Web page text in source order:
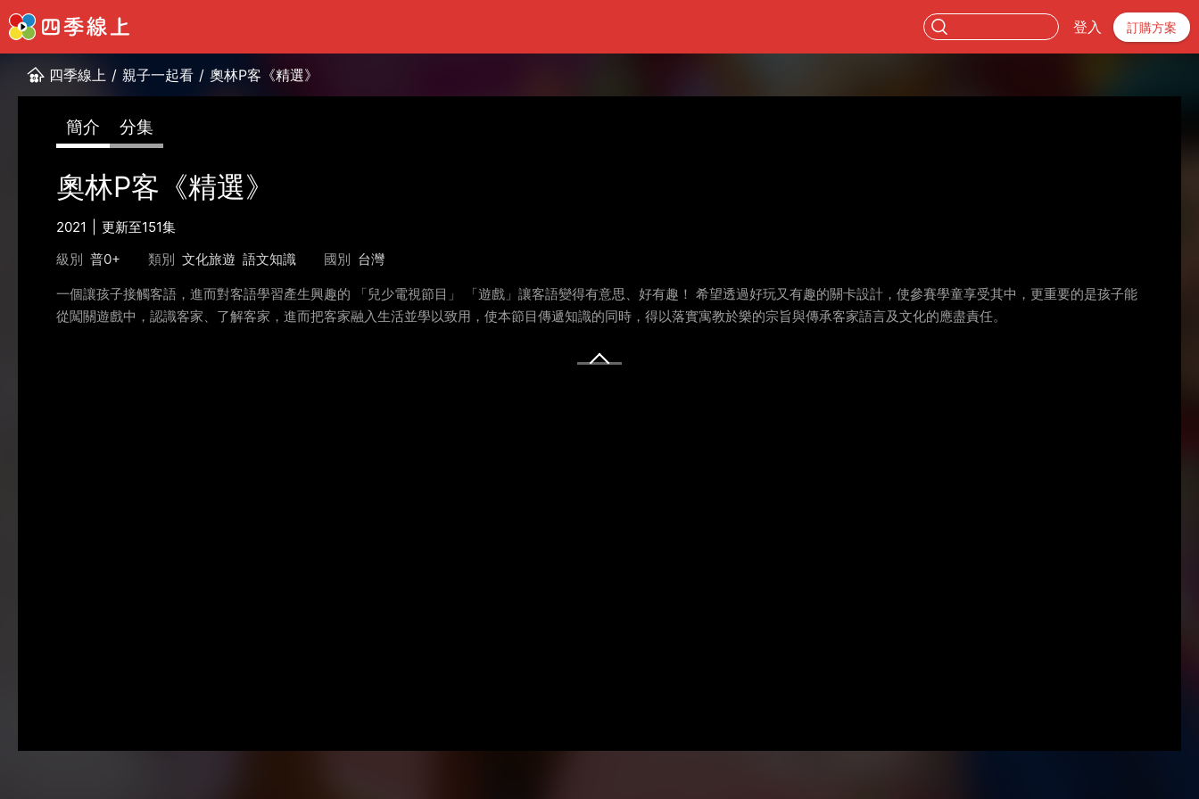
登入 訂購方案
四季線上 / 親子一起看 / 奧林P客《精選》
簡介 分集
奧林P客《精選》
2021
更新至151集
級別 普0+ 類別 文化旅遊 語文知識 國別 台灣
一個讓孩子接觸客語，進而對客語學習產生興趣的 「兒少電視節目」 「遊戲」讓客語變得有意思、好有趣！ 希望透過好玩又有趣的關卡設計，使參賽學童享受其中，更重要的是孩子能
從闖關遊戲中，認識客家、了解客家，進而把客家融入生活並學以致用，使本節目傳遞知識的同時，得以落實寓教於樂的宗旨與傳承客家語言及文化的應盡責任。